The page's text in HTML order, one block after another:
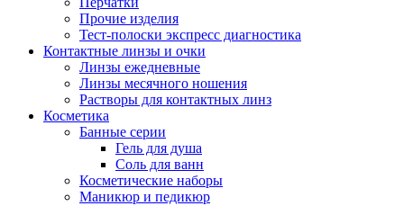
Прочие изделия
Тест-полоски экспресс диагностика
Контактные линзы и очки
Линзы ежедневные
Линзы месячного ношения
Растворы для контактных линз
Косметика
Банные серии
Гель для душа
Соль для ванн
Косметические наборы
Маникюр и педикюр